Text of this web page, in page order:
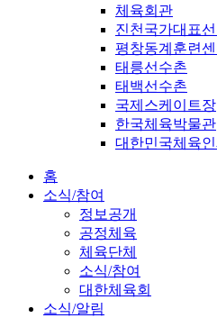
체육회관
진천국가대표
평창동계훈련센
태릉선수촌
태백선수촌
국제스케이트장
한국체육박물관
대한민국체육
홈
소식/참여
정보공개
공정체육
체육단체
소식/참여
대한체육회
소식/알림